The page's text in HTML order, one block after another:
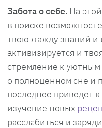
Забота о себе. На
в поиске
твою жажду знаний
активизируется и
стремление к
о полноценном сне и
последнее приведет
изучение новых
расслабиться и